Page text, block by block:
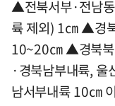
▲전북서부·전남
륙 제외) 1㎝ ▲경
10~20㎝ ▲경북
·경북남부내륙,
남서부내륙 10㎝